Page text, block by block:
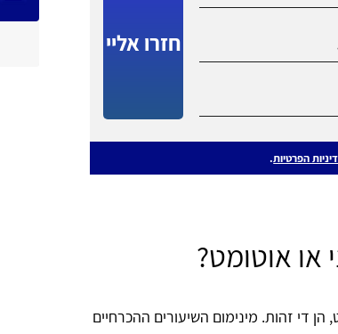
חזרו אליי
הפרטיות.
או אוטומט?
הן די זהות. מינימום השיעורים ההכרחיים